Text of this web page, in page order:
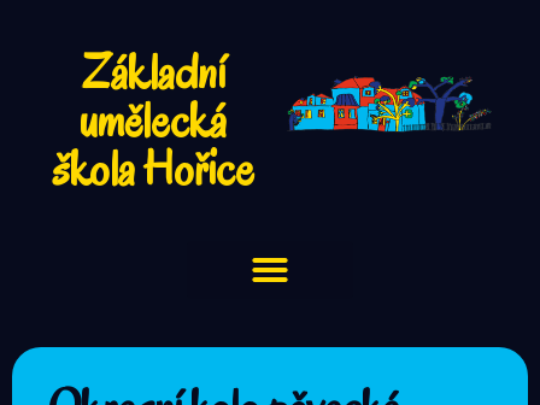
Základní
umělecká
škola Hořice